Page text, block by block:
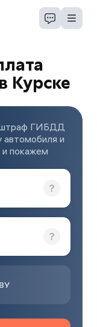
Курске
штраф ГИБДД
автомобиля и
покажем